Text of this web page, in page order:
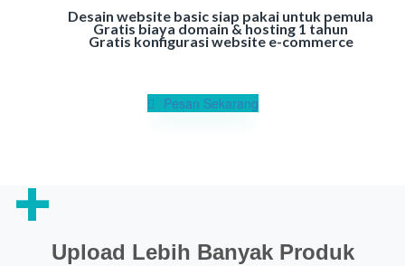
Desain website basic siap pakai untuk pemula
Gratis biaya domain & hosting 1 tahun
Gratis konfigurasi website e-commerce
Pesan Sekarang
Upload Lebih Banyak Produk
+